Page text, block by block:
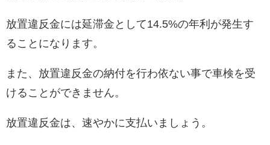
放置違反金には延滞金として14.5%の年利が発生す
ることになります。
また、放置違反金の納付を行わ依ない事で車検を受
けることができません。
放置違反金は、速やかに支払いましょう。